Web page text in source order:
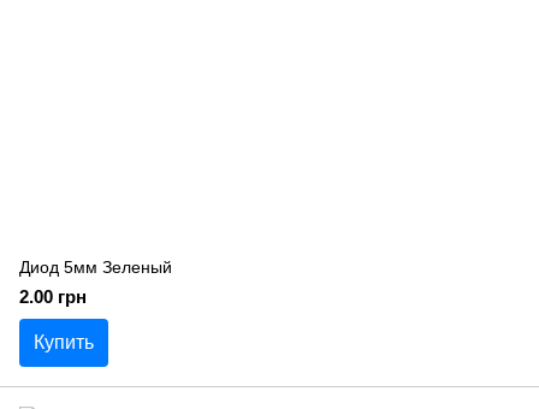
Диод 5мм Зеленый
2.00 грн
Купить